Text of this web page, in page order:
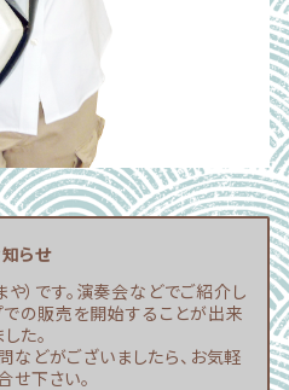
らせ
）です。演奏会などでご紹介し
での販売を開始することが出来
した。
などがございましたら、お気軽
せ下さい。